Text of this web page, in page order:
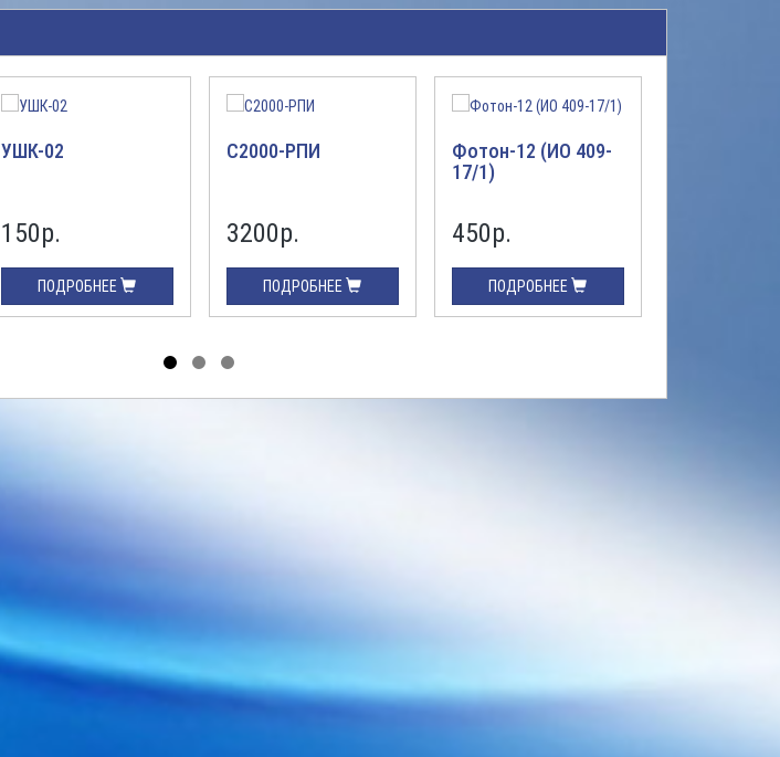
УШК-02
150р.
ПОДРОБНЕЕ
С2000-РПИ
3200р.
ПОДРОБНЕЕ
Фотон-12 (ИО 409-
17/1)
450р.
ПОДРОБНЕЕ